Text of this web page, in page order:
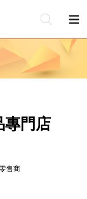
門店
售商